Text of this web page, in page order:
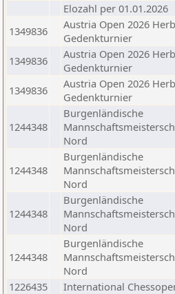
Elozahl per 01.01.2026
1349836
Austria Open 2026
Gedenkturnier
1349836
Austria Open 2026
Gedenkturnier
1349836
Austria Open 2026
Gedenkturnier
1244348
Burgenländische
Nord
1244348
Burgenländische
Nord
1244348
Burgenländische
Nord
1244348
Burgenländische
Nord
1226435 International